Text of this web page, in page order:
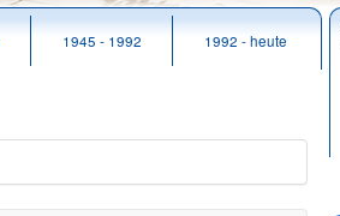
1945 - 1992 1992 - heute